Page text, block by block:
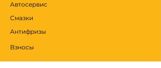
Автосервис
Смазки
Антифризы
Взносы